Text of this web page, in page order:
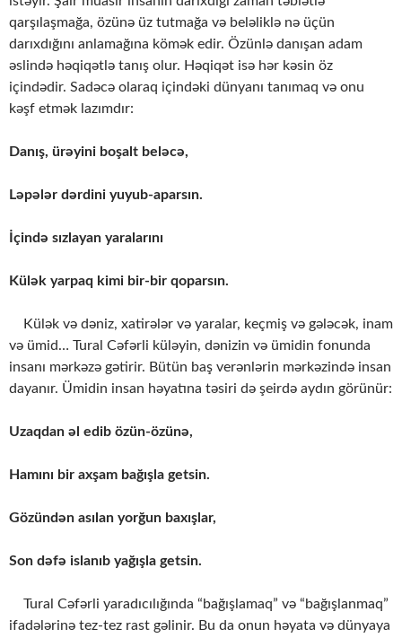
qarşılaşmağa, özünə üz tutmağa və beləliklə nə üçün
darıxdığını anlamağına kömək edir. Özünlə danışan adam
əslində həqiqətlə tanış olur. Həqiqət isə hər kəsin öz
içindədir. Sadəcə olaraq içindəki dünyanı tanımaq və onu
kəşf etmək lazımdır:
Danış, ürəyini boşalt beləcə,
Ləpələr dərdini yuyub-aparsın.
İçində sızlayan yaralarını
Külək yarpaq kimi bir-bir qoparsın.
Külək və dəniz, xatirələr və yaralar, keçmiş və gələcək, inam
və ümid… Tural Cəfərli küləyin, dənizin və ümidin fonunda
insanı mərkəzə gətirir. Bütün baş verənlərin mərkəzində insan
dayanır. Ümidin insan həyatına təsiri də şeirdə aydın görünür:
Uzaqdan əl edib özün-özünə,
Hamını bir axşam bağışla getsin.
Gözündən asılan yorğun baxışlar,
Son dəfə islanıb yağışla getsin.
Tural Cəfərli yaradıcılığında “bağışlamaq” və “bağışlanmaq”
ifadələrinə tez-tez rast gəlinir. Bu da onun həyata və dünyaya